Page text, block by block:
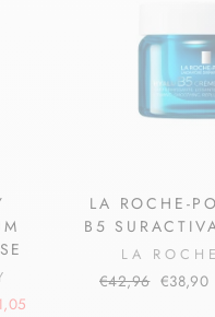
LA ROCHE-
B5
LA
Normaler
€42,96 €38,90